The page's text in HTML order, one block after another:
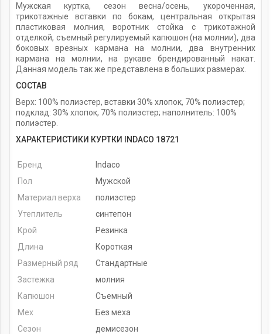
Мужская куртка, сезон весна/осень, укороченная,
трикотажные вставки по бокам, центральная открытая
пластиковая молния, воротник стойка с трикотажной
отделкой, съемный регулируемый капюшон (на молнии), два
боковых врезных кармана на молнии, два внутренних
кармана на молнии, на рукаве брендированный накат.
Данная модель так же представлена в больших размерах.
СОСТАВ
Верх: 100% полиэстер, вставки 30% хлопок, 70% полиэстер;
подклад: 30% хлопок, 70% полиэстер; наполнитель: 100%
полиэстер.
ХАРАКТЕРИСТИКИ КУРТКИ INDACO 18721
Бренд
Indaco
Пол
Мужской
Материал верха
полиэстер
Утеплитель
синтепон
Крой
Резинка
Длина
Короткая
Размерный ряд
Стандартные
Застежка
молния
Капюшон
Съемный
Мех
Без меха
Сезон
демисезон